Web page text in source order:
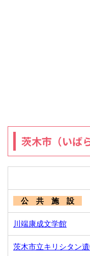
茨木市（いば
公 共 施 設
川端康成文学館
茨木市立キリシタン